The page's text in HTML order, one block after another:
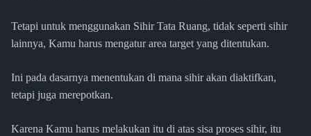
Tetapi untuk menggunakan Sihir Tata Ruang, tidak seperti sihir
lainnya, Kamu harus mengatur area target yang ditentukan.
Ini pada dasarnya menentukan di mana sihir akan diaktifkan,
tetapi juga merepotkan.
Karena Kamu harus melakukan itu di atas sisa proses sihir, itu